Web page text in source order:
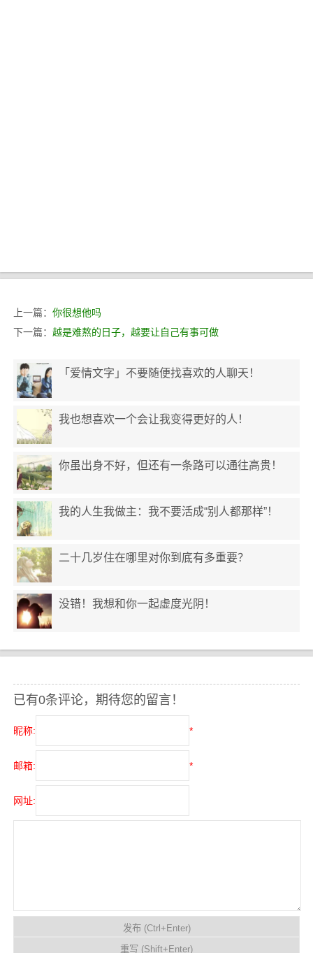
上一篇： 你很想他吗
下一篇： 越是难熬的日子，越要让自己有事可做
「爱情文字」不要随便找喜欢的人聊天！
我也想喜欢一个会让我变得更好的人！
你虽出身不好，但还有一条路可以通往高贵！
我的人生我做主：我不要活成“别人都那样”！
二十几岁住在哪里对你到底有多重要？
没错！我想和你一起虚度光阴！
已有0条评论，期待您的留言！
昵称: *
邮箱: *
网址: